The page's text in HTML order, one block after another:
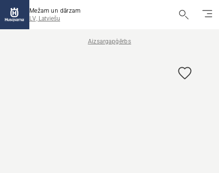
Mežam un dārzam
LV, Latviešu
Aizsargapģērbs